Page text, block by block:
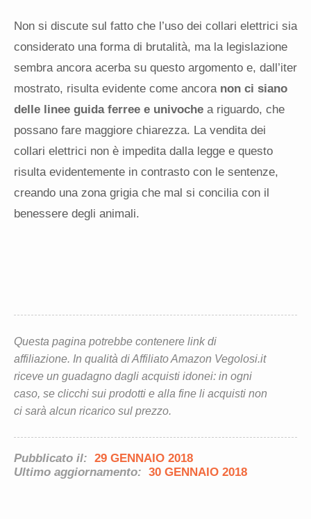
Non si discute sul fatto che l’uso dei collari elettrici sia
considerato una forma di brutalità, ma la legislazione
sembra ancora acerba su questo argomento e, dall’iter
mostrato, risulta evidente come ancora non ci siano
delle linee guida ferree e univoche a riguardo, che
possano fare maggiore chiarezza. La vendita dei
collari elettrici non è impedita dalla legge e questo
risulta evidentemente in contrasto con le sentenze,
creando una zona grigia che mal si concilia con il
benessere degli animali.
Questa pagina potrebbe contenere link di
affiliazione. In qualità di Affiliato Amazon Vegolosi.it
riceve un guadagno dagli acquisti idonei: in ogni
caso, se clicchi sui prodotti e alla fine li acquisti non
ci sarà alcun ricarico sul prezzo.
Pubblicato il: 29 GENNAIO 2018
Ultimo aggiornamento: 30 GENNAIO 2018